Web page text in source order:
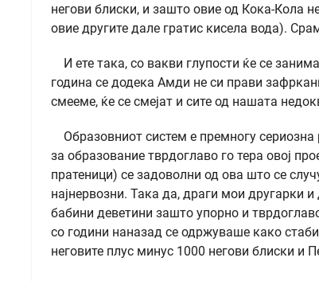
негови блиски, и зашто овие од Кока-Кола
овие другите дале гратис кисела вода).
И ете така, со вакви глупости ќе се
година се додека Амди не си прави
смееме, ќе се смејат и сите од нашата
Образовниот систем е премногу
за образование тврдоглаво го тера овој
пратеници) се задоволни од ова што се
најнервозни. Така да, драги мои другарки и
бабини деветини зашто упорно и
со години наназад се одржуваше како
неговите плус минус 1000 негови блиски и